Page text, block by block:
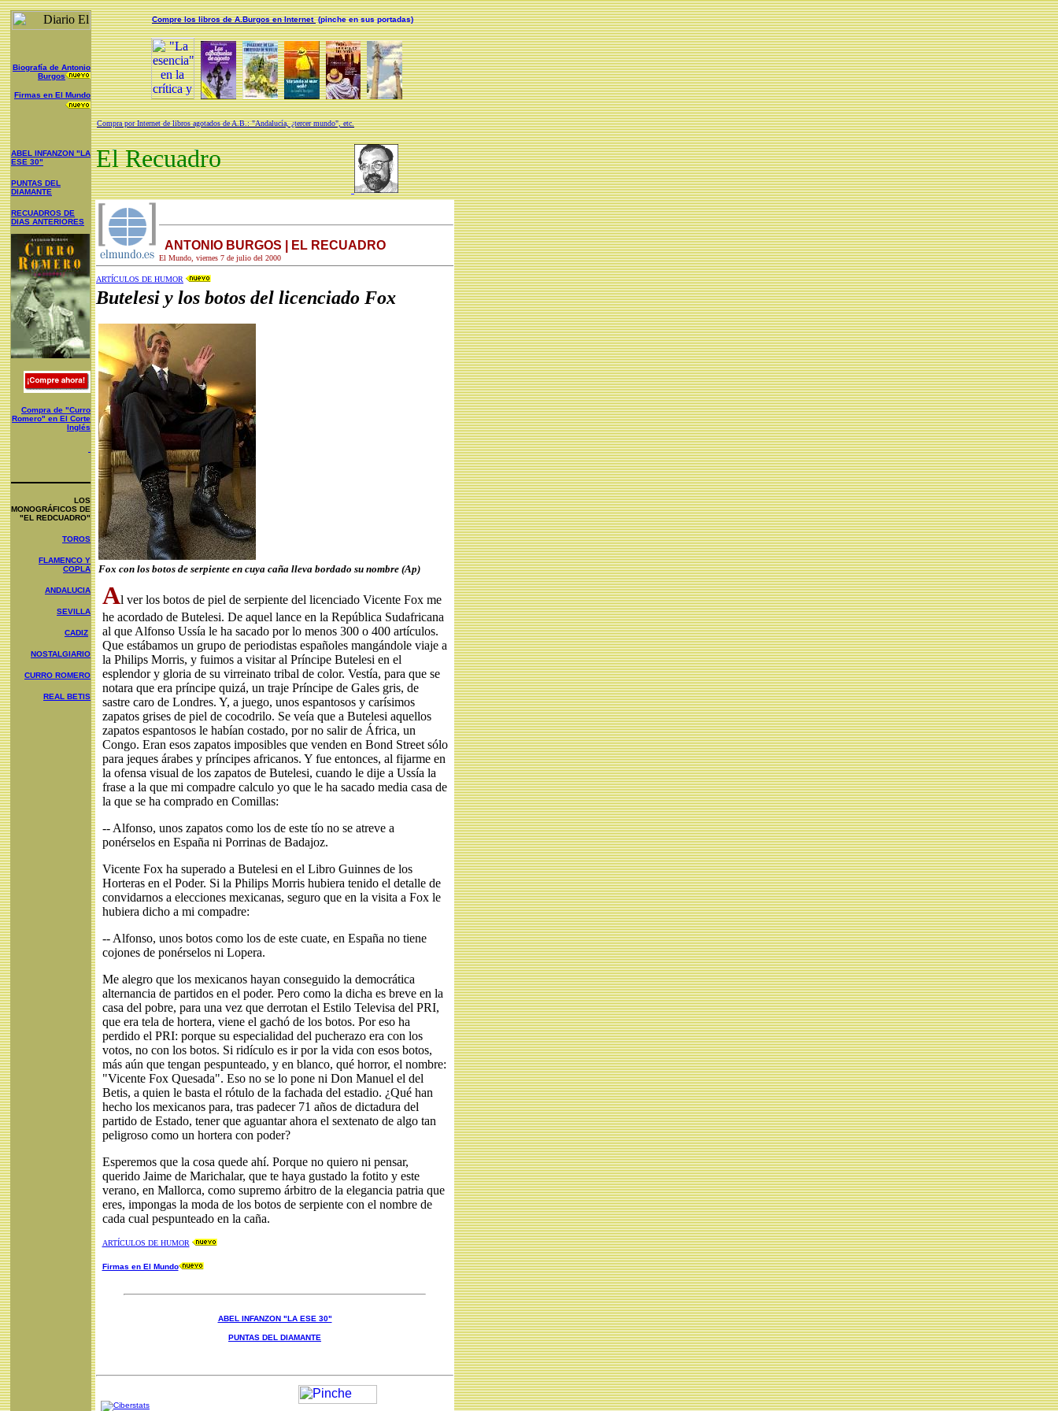
Biografía de Antonio
Burgos
Firmas en El Mundo
ABEL INFANZON "LA
ESE 30"
PUNTAS DEL
DIAMANTE
RECUADROS DE
DIAS ANTERIORES
Compra de "Curro
Romero" en El Corte
Inglés
LOS
MONOGRÁFICOS DE
"EL REDCUADRO"
TOROS
FLAMENCO Y
COPLA
ANDALUCIA
SEVILLA
CADIZ
NOSTALGIARIO
CURRO ROMERO
REAL BETIS
Compre los libros de A.Burgos en Internet(pinche en sus portadas)
Compra por Internet de libros agotados de A.B.: "Andalucía, ¿tercer mundo", etc.
El Recuadro
El Mundo, viernes 7 de julio del 2000
ARTÍCULOS DE HUMOR
ANTONIO BURGOS | EL RECUADRO
Butelesi y los botos del licenciado Fox
Fox con los botos de serpiente en cuya caña lleva bordado su nombre (Ap)
Al ver los botos de piel de serpiente del licenciado Vicente Fox me
he acordado de Butelesi. De aquel lance en la República Sudafricana
al que Alfonso Ussía le ha sacado por lo menos 300 o 400 artículos.
Que estábamos un grupo de periodistas españoles mangándole viaje a
la Philips Morris, y fuimos a visitar al Príncipe Butelesi en el
esplendor y gloria de su virreinato tribal de color. Vestía, para que se
notara que era príncipe quizá, un traje Príncipe de Gales gris, de
sastre caro de Londres. Y, a juego, unos espantosos y carísimos
zapatos grises de piel de cocodrilo. Se veía que a Butelesi aquellos
zapatos espantosos le habían costado, por no salir de África, un
Congo. Eran esos zapatos imposibles que venden en Bond Street sólo
para jeques árabes y príncipes africanos. Y fue entonces, al fijarme en
la ofensa visual de los zapatos de Butelesi, cuando le dije a Ussía la
frase a la que mi compadre calculo yo que le ha sacado media casa de
la que se ha comprado en Comillas:
-- Alfonso, unos zapatos como los de este tío no se atreve a
ponérselos en España ni Porrinas de Badajoz.
Vicente Fox ha superado a Butelesi en el Libro Guinnes de los
Horteras en el Poder. Si la Philips Morris hubiera tenido el detalle de
convidarnos a elecciones mexicanas, seguro que en la visita a Fox le
hubiera dicho a mi compadre:
-- Alfonso, unos botos como los de este cuate, en España no tiene
cojones de ponérselos ni Lopera.
Me alegro que los mexicanos hayan conseguido la democrática
alternancia de partidos en el poder. Pero como la dicha es breve en la
casa del pobre, para una vez que derrotan el Estilo Televisa del PRI,
que era tela de hortera, viene el gachó de los botos. Por eso ha
perdido el PRI: porque su especialidad del pucherazo era con los
votos, no con los botos. Si ridículo es ir por la vida con esos botos,
más aún que tengan pespunteado, y en blanco, qué horror, el nombre:
"Vicente Fox Quesada". Eso no se lo pone ni Don Manuel el del
Betis, a quien le basta el rótulo de la fachada del estadio. ¿Qué han
hecho los mexicanos para, tras padecer 71 años de dictadura del
partido de Estado, tener que aguantar ahora el sextenato de algo tan
peligroso como un hortera con poder?
Esperemos que la cosa quede ahí. Porque no quiero ni pensar,
querido Jaime de Marichalar, que te haya gustado la fotito y este
verano, en Mallorca, como supremo árbitro de la elegancia patria que
eres, impongas la moda de los botos de serpiente con el nombre de
cada cual pespunteado en la caña.
ARTÍCULOS DE HUMOR
Firmas en El Mundo
ABEL INFANZON "LA ESE 30"
PUNTAS DEL DIAMANTE